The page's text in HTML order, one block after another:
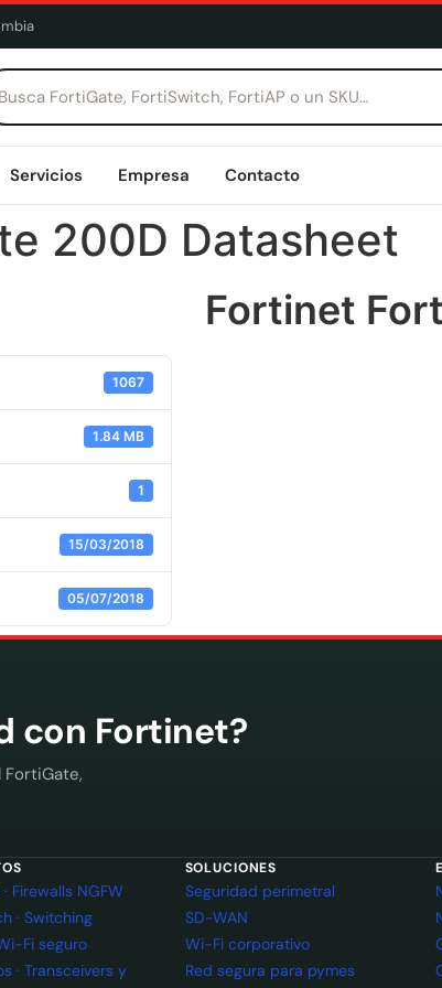
Servicios Empresa Contacto
200D Datasheet
1067
1.84 MB
1
15/03/2018
05/07/2018
Fortinet
con Fortinet?
Firewalls NGFW
· Switching
Fi seguro
· Transceivers y
SOLUCIONES
Seguridad perimetral
SD-WAN
Wi-Fi corporativo
Red segura para pymes